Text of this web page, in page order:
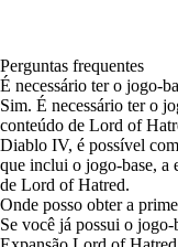
Perguntas frequentes
É necessário ter o jogo-
Sim. É necessário ter o
conteúdo de Lord of
Diablo IV, é possível
que inclui o jogo-base, a
de Lord of Hatred.
Onde posso obter a
Se você já possui o